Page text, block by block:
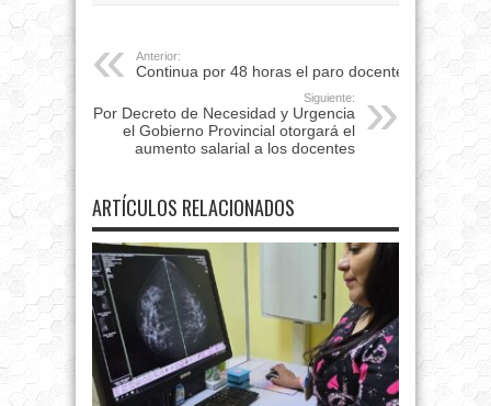
Anterior:
Continua por 48 horas el paro docente
Siguiente:
Por Decreto de Necesidad y Urgencia
el Gobierno Provincial otorgará el
aumento salarial a los docentes
ARTÍCULOS RELACIONADOS